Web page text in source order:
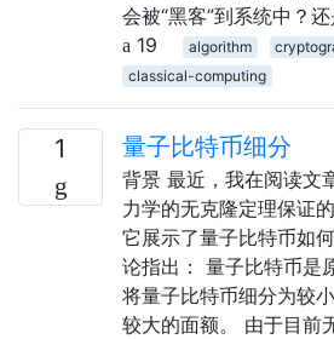
会被“黑客”到系统中？
19
algorithm
classical-computing
1 量子比特币细分
背景 最近，我在阅读文
力学的无克隆定理保证
它展示了量子比特币如
论指出： 量子比特币是
将量子比特币细分为较
较大的面额。 由于目前